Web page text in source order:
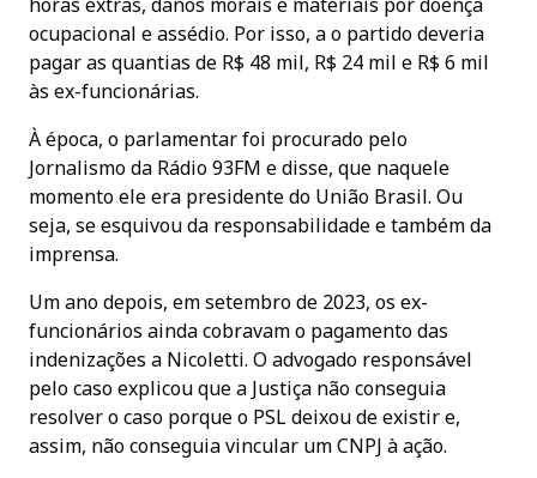
ocupacional e assédio. Por isso, a o partido deveria
pagar as quantias de R$ 48 mil, R$ 24 mil e R$ 6 mil
às ex-funcionárias.
À época, o parlamentar foi procurado pelo
Jornalismo da Rádio 93FM e disse, que naquele
momento ele era presidente do União Brasil. Ou
seja, se esquivou da responsabilidade e também da
imprensa.
Um ano depois, em setembro de 2023, os ex-
funcionários ainda cobravam o pagamento das
indenizações a Nicoletti. O advogado responsável
pelo caso explicou que a Justiça não conseguia
resolver o caso porque o PSL deixou de existir e,
assim, não conseguia vincular um CNPJ à ação.